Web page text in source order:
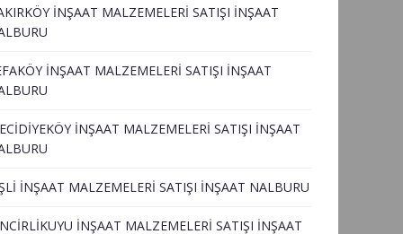
İNŞAAT MALZEMELERİ SATIŞI İNŞAAT
İNŞAAT MALZEMELERİ SATIŞI İNŞAAT
İNŞAAT MALZEMELERİ SATIŞI İNŞAAT
İNŞAAT MALZEMELERİ SATIŞI İNŞAAT NALBURU
İNŞAAT MALZEMELERİ SATIŞI İNŞAAT